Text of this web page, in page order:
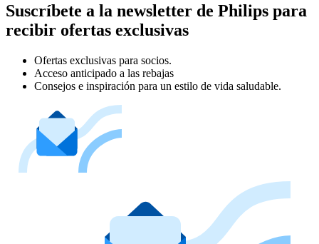
Suscríbete a la newsletter de Philips para
recibir ofertas exclusivas
Ofertas exclusivas para socios.
Acceso anticipado a las rebajas
Consejos e inspiración para un estilo de vida saludable.